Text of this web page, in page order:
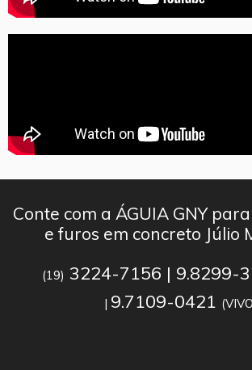
Conte com a ÁGUIA GNY
e furos em concreto Júlio
(19) 3224-7156 | 9.8299-
| 9.7109-0421